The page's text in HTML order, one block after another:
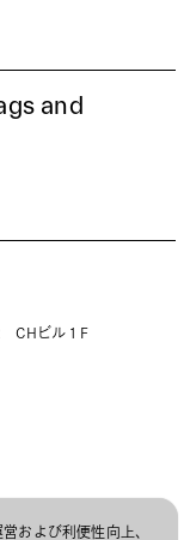
and
CHビル１F
ビル１階
および利便性向上、